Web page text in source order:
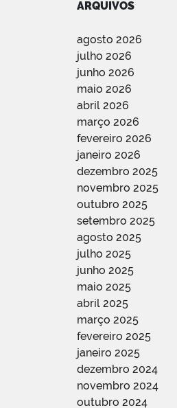
ARQUIVOS
agosto 2026
julho 2026
junho 2026
maio 2026
abril 2026
março 2026
fevereiro 2026
janeiro 2026
dezembro 2025
novembro 2025
outubro 2025
setembro 2025
agosto 2025
julho 2025
junho 2025
maio 2025
abril 2025
março 2025
fevereiro 2025
janeiro 2025
dezembro 2024
novembro 2024
outubro 2024